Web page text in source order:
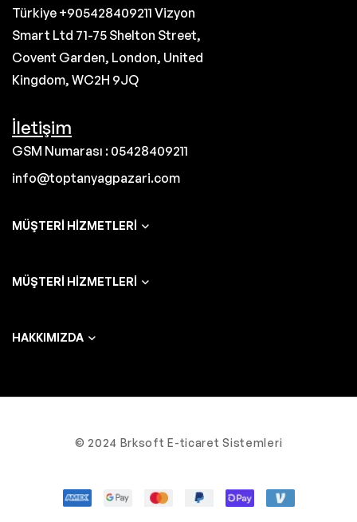
Türkiye +905428409211 Vizyon
Smart Ltd 71-75 Shelton Street,
Covent Garden, London, United
Kingdom, WC2H 9JQ
İletişim
GSM Numarası : 05428409211
info@toptanyagpazari.com
MÜŞTERI HIZMETLERI
MÜŞTERI HIZMETLERI
HAKKIMIZDA
© 2024 Brksoft E-ticaret Sistemleri